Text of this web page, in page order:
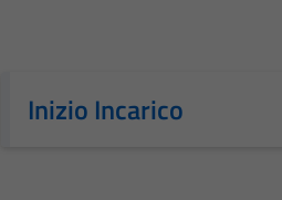
Inizio Incarico